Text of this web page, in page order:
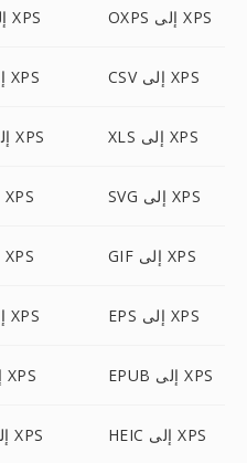
XLSX إلى XPS OXPS إلى XPS
DOC إلى XPS CSV إلى XPS
PPTX إلى XPS XLS إلى XPS
TXT إلى XPS SVG إلى XPS
RTF إلى XPS GIF إلى XPS
ODT إلى XPS EPS إلى XPS
PSD إلى XPS EPUB إلى XPS
PPSX إلى XPS HEIC إلى XPS